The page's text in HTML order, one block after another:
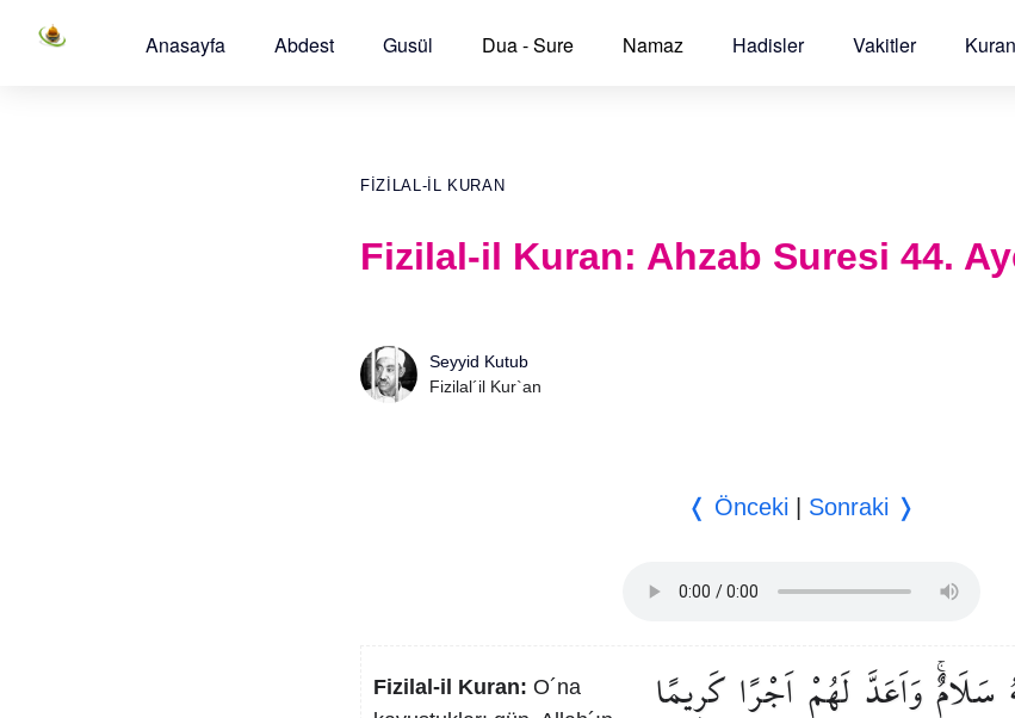
Anasayfa Abdest Gusül Dua - Sure Namaz Hadisler Vakitler
FIZILAL-IL KURAN
Fizilal-il Kuran: Ahzab Suresi 44.
Seyyid Kutub
Fizilal´il Kur`an
❬ Önceki | Sonraki ❭
سَلَامٌۚوَاَعَدَّ لَهُمْاَجْرًا كَر۪يمًا Fizilal-il Kuran: O´na